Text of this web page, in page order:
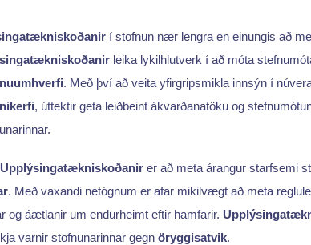
í stofnun nær lengra en einungis að
leika lykilhlutverk í að móta
. Með því að veita yfirgripsmikla innsýn í
, úttektir geta leiðbeint ákvarðanatöku og
Upplýsingatækniskoðanirer að meta árangur starfsemi
. Með vaxandi netógnum er afar mikilvægt að meta
og áætlanir um endurheimt eftir hamfarir.
varnir stofnunarinnar gegn öryggisatvik.